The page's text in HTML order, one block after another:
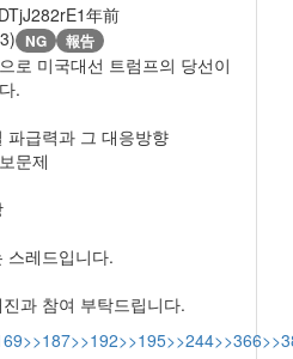
1年前
NG 報告
로 미국대선 트럼프의 당선이
.
파급력과 그 대응방향
문제
스레드입니다.
과 참여 부탁드립니다.
>>187>>192>>195>>244>>366